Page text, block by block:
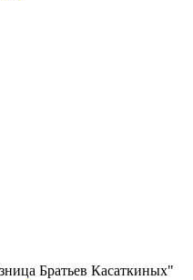
Братьев Касаткиных"